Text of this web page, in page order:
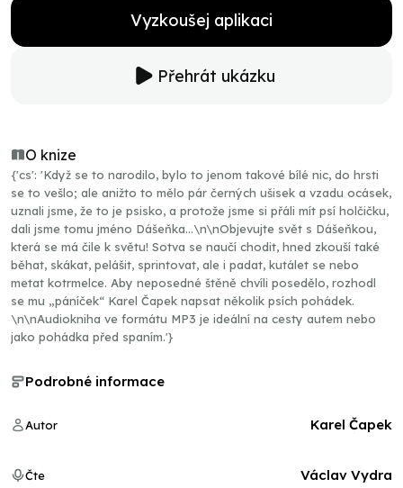
Vyzkoušej aplikaci
Přehrát ukázku
O knize
{'cs': 'Když se to narodilo, bylo to jenom takové bílé nic, do hrsti
se to vešlo; ale anižto to mělo pár černých ušisek a vzadu ocásek,
uznali jsme, že to je psisko, a protože jsme si přáli mít psí holčičku,
dali jsme tomu jméno Dášeňka…\n\nObjevujte svět s Dášeňkou,
která se má čile k světu! Sotva se naučí chodit, hned zkouší také
běhat, skákat, pelášit, sprintovat, ale i padat, kutálet se nebo
metat kotrmelce. Aby neposedné štěně chvíli posedělo, rozhodl
se mu „páníček“ Karel Čapek napsat několik psích pohádek.
\n\nAudiokniha ve formátu MP3 je ideální na cesty autem nebo
jako pohádka před spaním.'}
Podrobné informace
Autor Karel Čapek
Čte Václav Vydra